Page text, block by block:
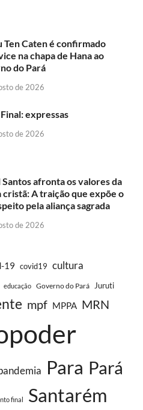
Ten Caten é confirmado
na chapa de Hana ao
do Pará
de 2026
expressas
de 2026
Santos afronta os valores da
cristã: A traição que expõe o
pela aliança sagrada
de 2026
19 covid19 cultura
educação Governo do Pará Juruti
mpf MPPA MRN
Para Pará
final Santarém